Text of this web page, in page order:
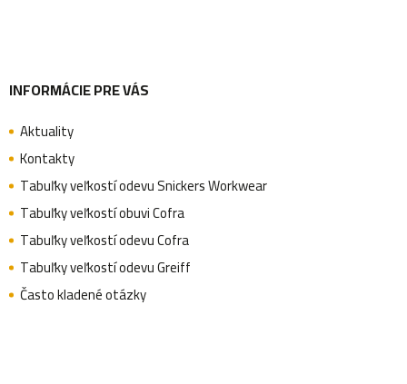
eINFORMÁCIE PRE VÁS
Aktuality
Kontakty
Tabuľky veľkostí odevu Snickers Workwear
Tabuľky veľkostí obuvi Cofra
Tabuľky veľkostí odevu Cofra
Tabuľky veľkostí odevu Greiff
Často kladené otázky